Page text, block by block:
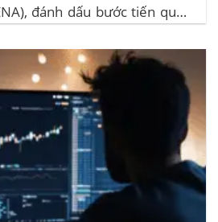
đánh dấu bước tiến quan
sản. Dự án này là...